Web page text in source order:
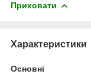
Приховати
Характеристики
Основні